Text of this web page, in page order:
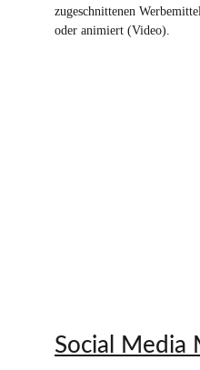
zugeschnittenen
oder animiert (Video).
Social Media